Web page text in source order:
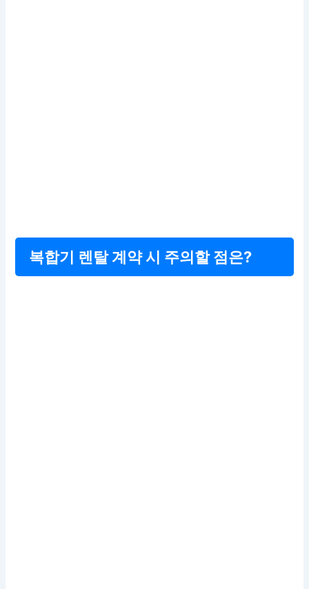
복합기 렌탈 계약 시 주의할 점은?